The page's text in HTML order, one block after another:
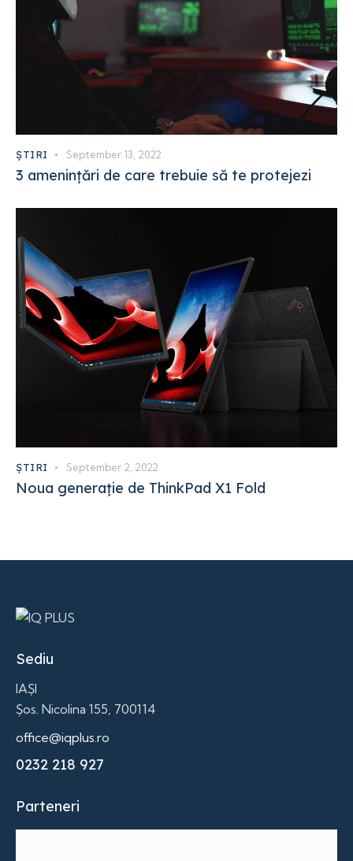
ȘTIRI September 13, 2022
3 amenințări de care trebuie să te protejezi
ȘTIRI September 2, 2022
Noua generație de ThinkPad X1 Fold
Sediu
IAȘI
Șos. Nicolina 155, 700114
office@iqplus.ro
0232 218 927
Parteneri